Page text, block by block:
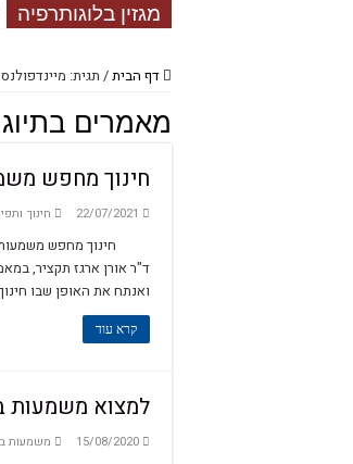
מגזין בלוגותרפיה
דף הבית/ תגית: מיינדפולנס
מאמרים
חינוך מחפש
22/07/2021 חינוך
חינוך מחפש
ד"ר אורן ארגז תקציר,
ואנתח את האופן שבו
קרא עוד
למצוא משמעות
15/08/2020 משמעות